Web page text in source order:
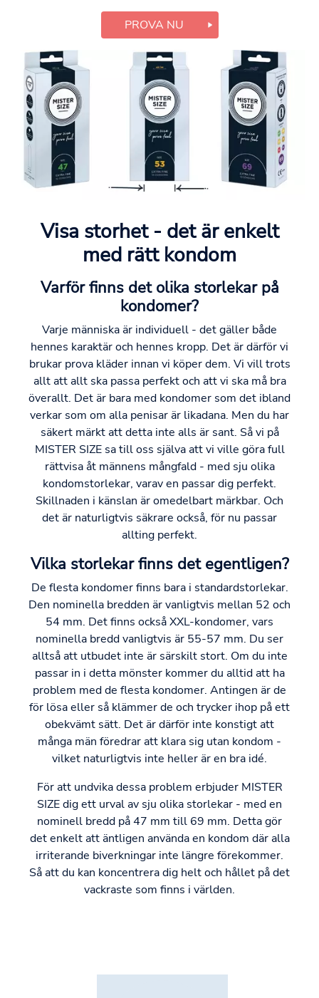
PROVA NU
Visa storhet - det är enkelt
med rätt kondom
Varför finns det olika storlekar på
kondomer?
Varje människa är individuell - det gäller både
hennes karaktär och hennes kropp. Det är därför vi
brukar prova kläder innan vi köper dem. Vi vill trots
allt att allt ska passa perfekt och att vi ska må bra
överallt. Det är bara med kondomer som det ibland
verkar som om alla penisar är likadana. Men du har
säkert märkt att detta inte alls är sant. Så vi på
MISTER SIZE sa till oss själva att vi ville göra full
rättvisa åt männens mångfald - med sju olika
kondomstorlekar, varav en passar dig perfekt.
Skillnaden i känslan är omedelbart märkbar. Och
det är naturligtvis säkrare också, för nu passar
allting perfekt.
Vilka storlekar finns det egentligen?
De flesta kondomer finns bara i standardstorlekar.
Den nominella bredden är vanligtvis mellan 52 och
54 mm. Det finns också XXL-kondomer, vars
nominella bredd vanligtvis är 55-57 mm. Du ser
alltså att utbudet inte är särskilt stort. Om du inte
passar in i detta mönster kommer du alltid att ha
problem med de flesta kondomer. Antingen är de
för lösa eller så klämmer de och trycker ihop på ett
obekvämt sätt. Det är därför inte konstigt att
många män föredrar att klara sig utan kondom -
vilket naturligtvis inte heller är en bra idé.
För att undvika dessa problem erbjuder MISTER
SIZE dig ett urval av sju olika storlekar - med en
nominell bredd på 47 mm till 69 mm. Detta gör
det enkelt att äntligen använda en kondom där alla
irriterande biverkningar inte längre förekommer.
Så att du kan koncentrera dig helt och hållet på det
vackraste som finns i världen.